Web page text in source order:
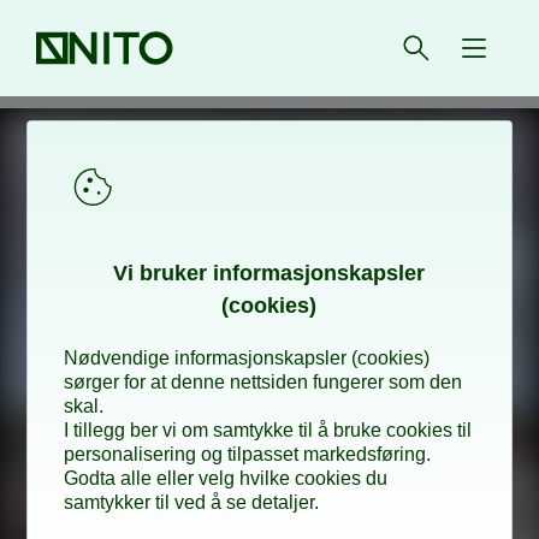
Forsiden Åpne søk
{
Vi bru­­ker in­­for­­ma­­sjons­­kaps­­­ler
(cookies)
Nødvendige informasjonskapsler (cookies)
sørger for at denne nettsiden fungerer som den
skal.
I tillegg ber vi om samtykke til å bruke cookies til
personalisering og tilpasset markedsføring.
Godta alle eller velg hvilke cookies du
samtykker til ved å se detaljer.